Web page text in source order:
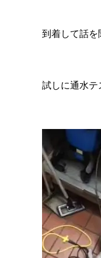
到着して話を
試しに通水テ